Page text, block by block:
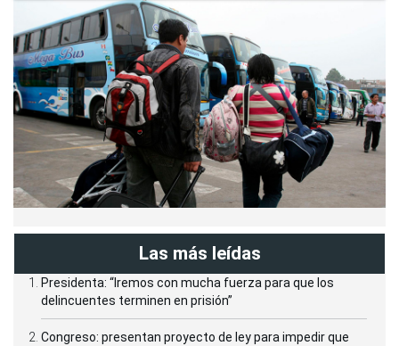
Las más leídas
Presidenta: “Iremos con mucha fuerza para que los
delincuentes terminen en prisión”
Congreso: presentan proyecto de ley para impedir que